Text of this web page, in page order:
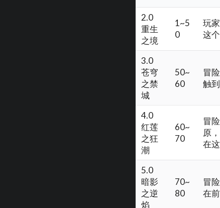
2.0
重生
之境
1~5
0
玩
这
3.0
苍穹
之禁
城
50~
60
冒
触
4.0
红莲
之狂
潮
60~
70
冒
原
在
5.0
暗影
之逆
焰
70~
80
冒
在